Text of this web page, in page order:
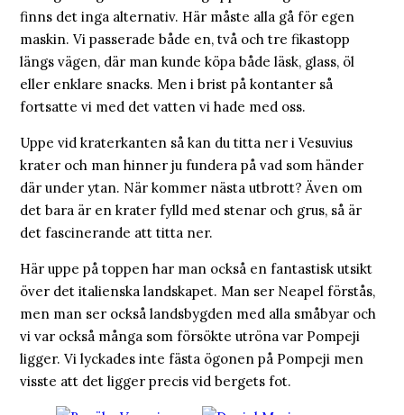
finns det inga alternativ. Här måste alla gå för egen
maskin. Vi passerade både en, två och tre fikastopp
längs vägen, där man kunde köpa både läsk, glass, öl
eller enklare snacks. Men i brist på kontanter så
fortsatte vi med det vatten vi hade med oss.
Uppe vid kraterkanten så kan du titta ner i Vesuvius
krater och man hinner ju fundera på vad som händer
där under ytan. När kommer nästa utbrott? Även om
det bara är en krater fylld med stenar och grus, så är
det fascinerande att titta ner.
Här uppe på toppen har man också en fantastisk utsikt
över det italienska landskapet. Man ser Neapel förstås,
men man ser också landsbygden med alla småbyar och
vi var också många som försökte utröna var Pompeji
ligger. Vi lyckades inte fästa ögonen på Pompeji men
visste att det ligger precis vid bergets fot.